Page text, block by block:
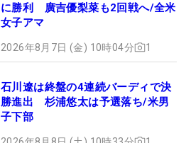
に勝利 廣吉優梨菜も2回戦へ/全米
女子アマ
2026年8月7日 (金) 10時04分 1
石川遼は終盤の4連続バーディで決
勝進出 杉浦悠太は予選落ち/米男
子下部